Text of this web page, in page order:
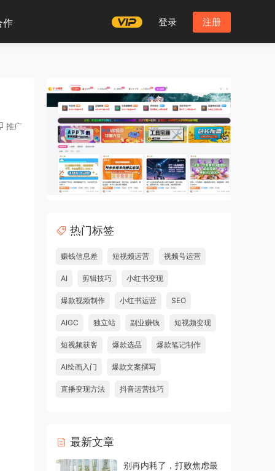
作 登录 注册
推广
热门标签
赚钱信息差 短视频运营 视频号运营
AI 剪辑技巧 小红书变现
爆款视频制作 小红书运营 SEO
AIGC 独立站 副业赚钱 短视频变现
短视频获客 爆款选品 爆款笔记制作
AI绘画入门 爆款文案撰写
直播变现方法 抖音运营技巧
最新文章
别再内耗了，打败焦虑最